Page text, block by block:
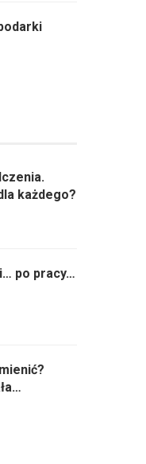
każdego?
po pracy…